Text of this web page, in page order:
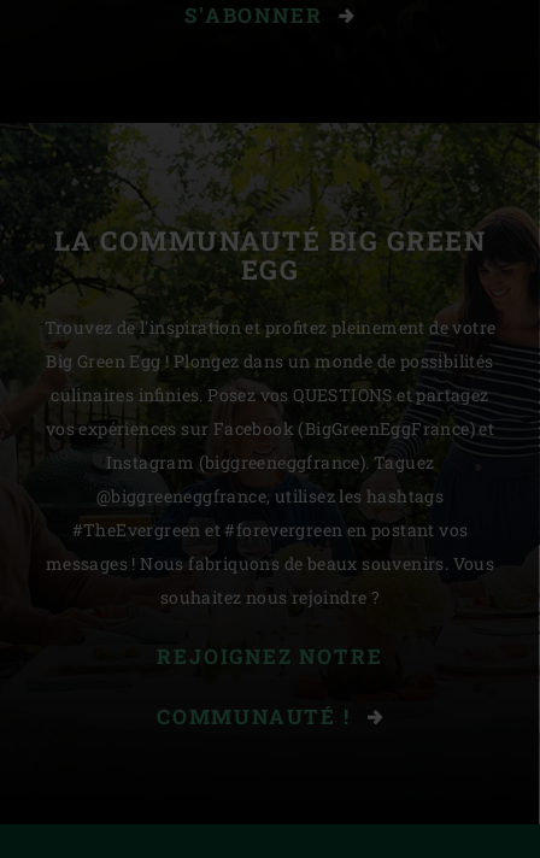
S'ABONNER
LA COMMUNAUTÉ BIG GREEN
EGG
Trouvez de l'inspiration et profitez pleinement de votre
Big Green Egg ! Plongez dans un monde de possibilités
culinaires infinies. Posez vos QUESTIONS et partagez
vos expériences sur Facebook (BigGreenEggFrance) et
Instagram (biggreeneggfrance). Taguez
@biggreeneggfrance, utilisez les hashtags
#TheEvergreen et #forevergreen en postant vos
messages ! Nous fabriquons de beaux souvenirs. Vous
souhaitez nous rejoindre ?
REJOIGNEZ NOTRE
COMMUNAUTÉ !